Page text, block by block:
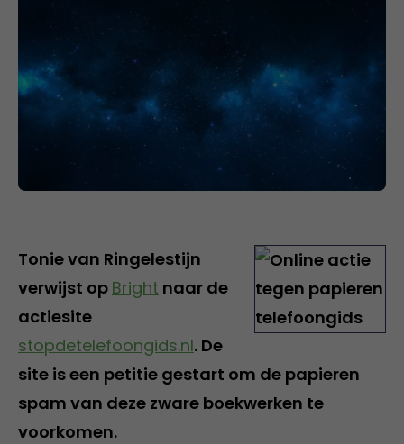
Tonie van Ringelestijn
verwijst op Bright naar de
actiesite
stopdetelefoongids.nl. De
site is een petitie gestart om de papieren
spam van deze zware boekwerken te
voorkomen.